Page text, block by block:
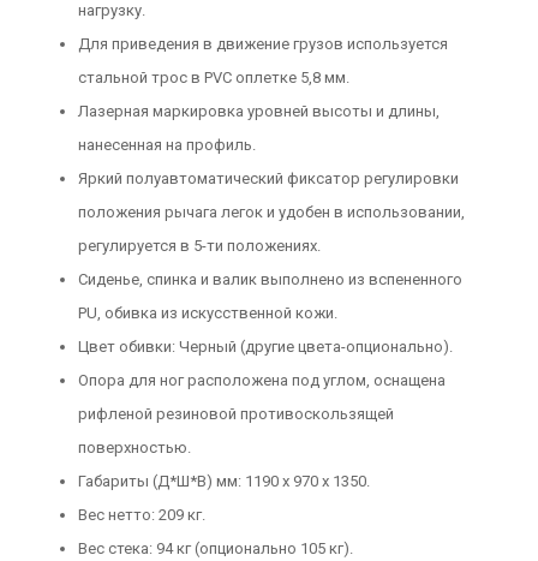
нагрузку.
Для приведения в движение грузов используется
стальной трос в PVC оплетке 5,8 мм.
Лазерная маркировка уровней высоты и длины,
нанесенная на профиль.
Яркий полуавтоматический фиксатор регулировки
положения рычага легок и удобен в использовании,
регулируется в 5-ти положениях.
Сиденье, спинка и валик выполнено из вспененного
PU, обивка из искусственной кожи.
Цвет обивки: Черный (другие цвета-опционально).
Опора для ног расположена под углом, оснащена
рифленой резиновой противоскользящей
поверхностью.
Габариты (Д*Ш*В) мм: 1190 х 970 х 1350.
Вес нетто: 209 кг.
Вес стека: 94 кг (опционально 105 кг).